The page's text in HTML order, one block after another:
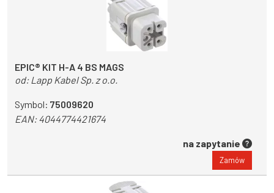
EPIC® KIT H-A 4 BS MAGS
od: Lapp Kabel Sp. z o.o.
Symbol: 75009620
EAN:4044774421674
na zapytanie
Zamów